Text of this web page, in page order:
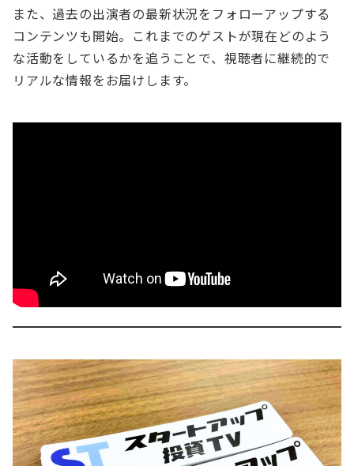
また、過去の出演者の最新状況をフォローアップする
コンテンツも開始。これまでのゲストが現在どのよう
な活動をしているかを追うことで、視聴者に継続的で
リアルな情報をお届けします。